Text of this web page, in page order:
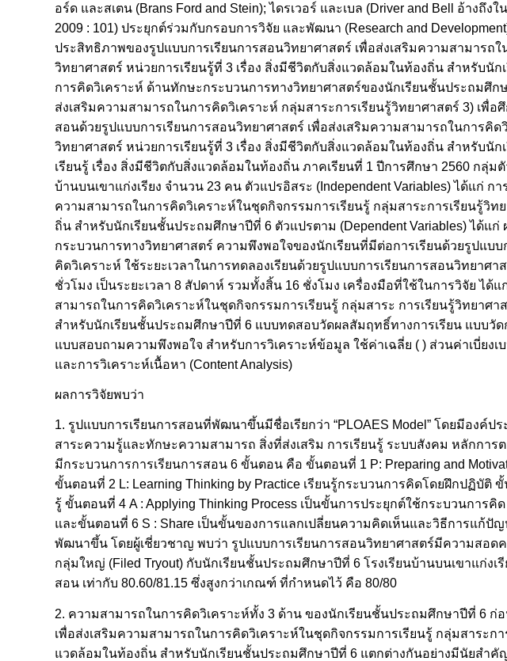
อร์ด และสเตน (Brans Ford and Stein); ไดรเวอร์ และเบล (Driver and Bell อ้างถึง
2009 : 101) ประยุกต์ร่วมกับกรอบการวิจัย และพัฒนา (Research and
ประสิทธิภาพของรูปแบบการเรียนการสอนวิทยาศาสตร์ เพื่อส่งเสริมความสามารถ
วิทยาศาสตร์ หน่วยการเรียนรู้ที่ 3 เรื่อง สิ่งมีชีวิตกับสิ่งแวดล้อมในท้องถิ่น สำหรับนั
การคิดวิเคราะห์ ด้านทักษะกระบวนการทางวิทยาศาสตร์ของนักเรียนชั้นประถมศึก
ส่งเสริมความสามารถในการคิดวิเคราะห์ กลุ่มสาระการเรียนรู้วิทยาศาสตร์ 3) เ
สอนด้วยรูปแบบการเรียนการสอนวิทยาศาสตร์ เพื่อส่งเสริมความสามารถในการคิด
วิทยาศาสตร์ หน่วยการเรียนรู้ที่ 3 เรื่อง สิ่งมีชีวิตกับสิ่งแวดล้อมในท้องถิ่น สำหรับนั
เรียนรู้ เรื่อง สิ่งมีชีวิตกับสิ่งแวดล้อมในท้องถิ่น ภาคเรียนที่ 1 ปีการศึกษา 2560 กลุ่
บ้านบนเขาแก่งเรียง จำนวน 23 คน ตัวแปรอิสระ (Independent Variables) ได้แก่ ก
ความสามารถในการคิดวิเคราะห์ในชุดกิจกรรมการเรียนรู้ กลุ่มสาระการเรียนรู้วิ
ถิ่น สำหรับนักเรียนชั้นประถมศึกษาปีที่ 6 ตัวแปรตาม (Dependent Variables) ได้แ
กระบวนการทางวิทยาศาสตร์ ความพึงพอใจของนักเรียนที่มีต่อการเรียนด้วยรูปแบ
คิดวิเคราะห์ ใช้ระยะเวลาในการทดลองเรียนด้วยรูปแบบการเรียนการสอนวิทยาศ
ชั่วโมง เป็นระยะเวลา 8 สัปดาห์ รวมทั้งสิ้น 16 ชั่งโมง เครื่องมือที่ใช้ในการวิจัย ได้
สามารถในการคิดวิเคราะห์ในชุดกิจกรรมการเรียนรู้ กลุ่มสาระ การเรียนรู้วิทยาศ
สำหรับนักเรียนชั้นประถมศึกษาปีที่ 6 แบบทดสอบวัดผลสัมฤทธิ์ทางการเรียน แบบวั
แบบสอบถามความพึงพอใจ สำหรับการวิเคราะห์ข้อมูล ใช้ค่าเฉลี่ย ( ) ส่วนค่าเบี่ยงเ
และการวิเคราะห์เนื้อหา (Content Analysis)
ผลการวิจัยพบว่า
1. รูปแบบการเรียนการสอนที่พัฒนาขึ้นมีชื่อเรียกว่า “PLOAES Model” โดยมีองค์
สาระความรู้และทักษะความสามารถ สิ่งที่ส่งเสริม การเรียนรู้ ระบบสังคม หลักก
มีกระบวนการการเรียนการสอน 6 ขั้นตอน คือ ขั้นตอนที่ 1 P: Preparing and
ขั้นตอนที่ 2 L: Learning Thinking by Practice เรียนรู้กระบวนการคิดโดยฝึกปฏิบัติ
รู้ ขั้นตอนที่ 4 A : Applying Thinking Process เป็นขั้นการประยุกต์ใช้กระบวนการ
และขั้นตอนที่ 6 S : Share เป็นขั้นของการแลกเปลี่ยนความคิดเห็นและวิธีการแก้
พัฒนาขึ้น โดยผู้เชี่ยวชาญ พบว่า รูปแบบการเรียนการสอนวิทยาศาสตร์มีความสอด
กลุ่มใหญ่ (Filed Tryout) กับนักเรียนชั้นประถมศึกษาปีที่ 6 โรงเรียนบ้านบนเขาแก่ง
สอน เท่ากับ 80.60/81.15 ซึ่งสูงกว่าเกณฑ์ ที่กำหนดไว้ คือ 80/80
2. ความสามารถในการคิดวิเคราะห์ทั้ง 3 ด้าน ของนักเรียนชั้นประถมศึกษาปีที่ 6 ก่
เพื่อส่งเสริมความสามารถในการคิดวิเคราะห์ในชุดกิจกรรมการเรียนรู้ กลุ่มสาระก
แวดล้อมในท้องถิ่น สำหรับนักเรียนชั้นประถมศึกษาปีที่ 6 แตกต่างกันอย่างมีนัยสำคั